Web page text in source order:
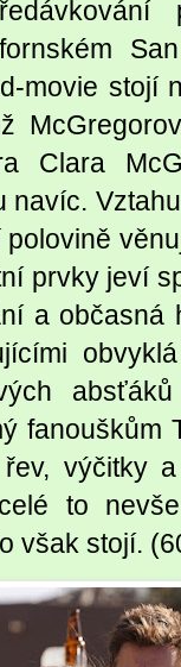
movie stojí
Clara
navíc.
prvky jeví
a občasná
fanouškům
výčitky
to
však stojí.